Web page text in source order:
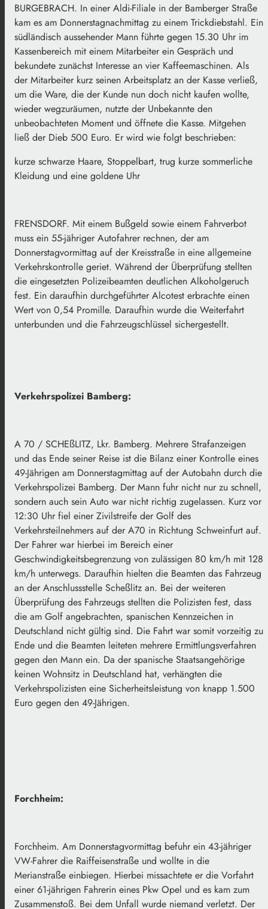
BURGEBRACH. In einer Aldi-Filiale in der Bamberger Straße
kam es am Donnerstagnachmittag zu einem Trickdiebstahl. Ein
südländisch aussehender Mann führte gegen 15.30 Uhr im
Kassenbereich mit einem Mitarbeiter ein Gespräch und
bekundete zunächst Interesse an vier Kaffeemaschinen. Als
der Mitarbeiter kurz seinen Arbeitsplatz an der Kasse verließ,
um die Ware, die der Kunde nun doch nicht kaufen wollte,
wieder wegzuräumen, nutzte der Unbekannte den
unbeobachteten Moment und öffnete die Kasse. Mitgehen
ließ der Dieb 500 Euro. Er wird wie folgt beschrieben:
kurze schwarze Haare, Stoppelbart, trug kurze sommerliche
Kleidung und eine goldene Uhr
FRENSDORF. Mit einem Bußgeld sowie einem Fahrverbot
muss ein 55-jähriger Autofahrer rechnen, der am
Donnerstagvormittag auf der Kreisstraße in eine allgemeine
Verkehrskontrolle geriet. Während der Überprüfung stellten
die eingesetzten Polizeibeamten deutlichen Alkoholgeruch
fest. Ein daraufhin durchgeführter Alcotest erbrachte einen
Wert von 0,54 Promille. Daraufhin wurde die Weiterfahrt
unterbunden und die Fahrzeugschlüssel sichergestellt.
Verkehrspolizei Bamberg:
A 70 / SCHEßLITZ, Lkr. Bamberg. Mehrere Strafanzeigen
und das Ende seiner Reise ist die Bilanz einer Kontrolle eines
49-Jährigen am Donnerstagmittag auf der Autobahn durch die
Verkehrspolizei Bamberg. Der Mann fuhr nicht nur zu schnell,
sondern auch sein Auto war nicht richtig zugelassen. Kurz vor
12:30 Uhr fiel einer Zivilstreife der Golf des
Verkehrsteilnehmers auf der A70 in Richtung Schweinfurt auf.
Der Fahrer war hierbei im Bereich einer
Geschwindigkeitsbegrenzung von zulässigen 80 km/h mit 128
km/h unterwegs. Daraufhin hielten die Beamten das Fahrzeug
an der Anschlussstelle Scheßlitz an. Bei der weiteren
Überprüfung des Fahrzeugs stellten die Polizisten fest, dass
die am Golf angebrachten, spanischen Kennzeichen in
Deutschland nicht gültig sind. Die Fahrt war somit vorzeitig zu
Ende und die Beamten leiteten mehrere Ermittlungsverfahren
gegen den Mann ein. Da der spanische Staatsangehörige
keinen Wohnsitz in Deutschland hat, verhängten die
Verkehrspolizisten eine Sicherheitsleistung von knapp 1.500
Euro gegen den 49-Jährigen.
Forchheim:
Forchheim. Am Donnerstagvormittag befuhr ein 43-jähriger
VW-Fahrer die Raiffeisenstraße und wollte in die
Merianstraße einbiegen. Hierbei missachtete er die Vorfahrt
einer 61-jährigen Fahrerin eines Pkw Opel und es kam zum
Zusammenstoß. Bei dem Unfall wurde niemand verletzt. Der